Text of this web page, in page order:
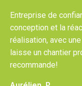
Entreprise de
conception et la
réalisation, avec
laisse un chantier
recommande!